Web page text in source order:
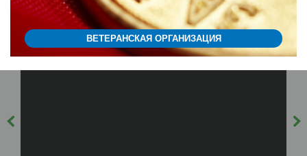
ВЕТЕРАНСКАЯ ОРГАНИЗАЦИЯ